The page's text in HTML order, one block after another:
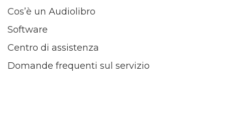
Cos’è un Audiolibro
Software
Centro di assistenza
Domande frequenti sul servizio